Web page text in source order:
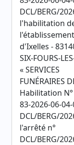
DCL/BERG/
l'habilitation
d'Ixelles -
SIX-FOURS-
« SERVICES
FUNÉRAIRES
Habilitation
83-2026-06-04-
DCL/BERG/
l'arrêté n°
DCL/BERG/